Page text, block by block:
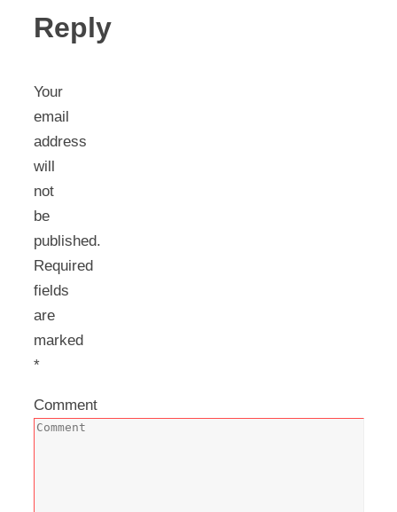
Reply
Your
email
address
will
not
be
published.
Required
fields
are
marked
*
Comment